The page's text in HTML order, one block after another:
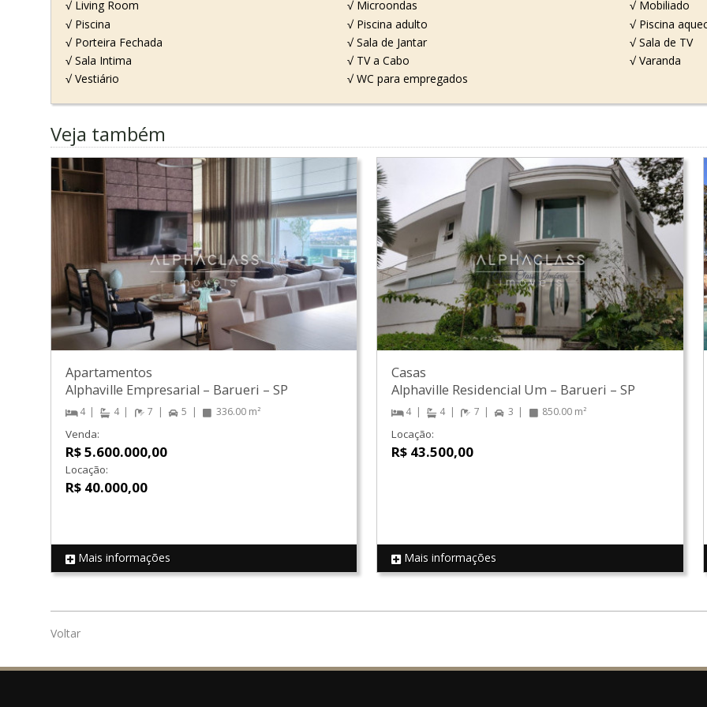
√ Living Room √ Microondas
√ Mobiliado
√ Piscina
√ Piscina adulto
√ Piscina
√ Porteira Fechada
√ Sala de Jantar
√ Sala de TV
√ Sala Intima
√ TV a Cabo
√ Varanda
√ Vestiário
√ WC para empregados
Veja também
REF 16974
Apartamentos
Alphaville Empresarial – Barueri – SP
4 4 7 5 336.00 m²
Venda:
R$ 5.600.000,00
Locação:
R$ 40.000,00
Mais informações REF 7940
Casas
Alphaville Residencial Um – Barueri – SP
4 4 7 3 850.00 m²
Locação:
R$ 43.500,00
Mais informações
Voltar